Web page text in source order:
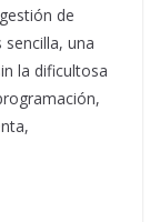
de
una
la dificultosa